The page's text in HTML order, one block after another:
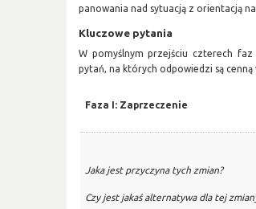
panowania nad sytuacją z orientacją na
Kluczowe pytania
W pomyślnym przejściu czterech
pytań, na których odpowiedzi są cenną
Faza I: Zaprzeczenie
Jaka jest przyczyna tych zmian?
Czy jest jakaś alternatywa dla tej